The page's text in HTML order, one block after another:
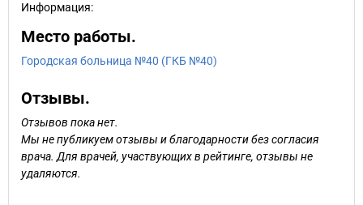
Информация:
Место работы.
Городская больница №40 (ГКБ №40)
Отзывы.
Отзывов пока нет.
Мы не публикуем отзывы и благодарности без согласия
врача. Для врачей, участвующих в рейтинге, отзывы не
удаляются.